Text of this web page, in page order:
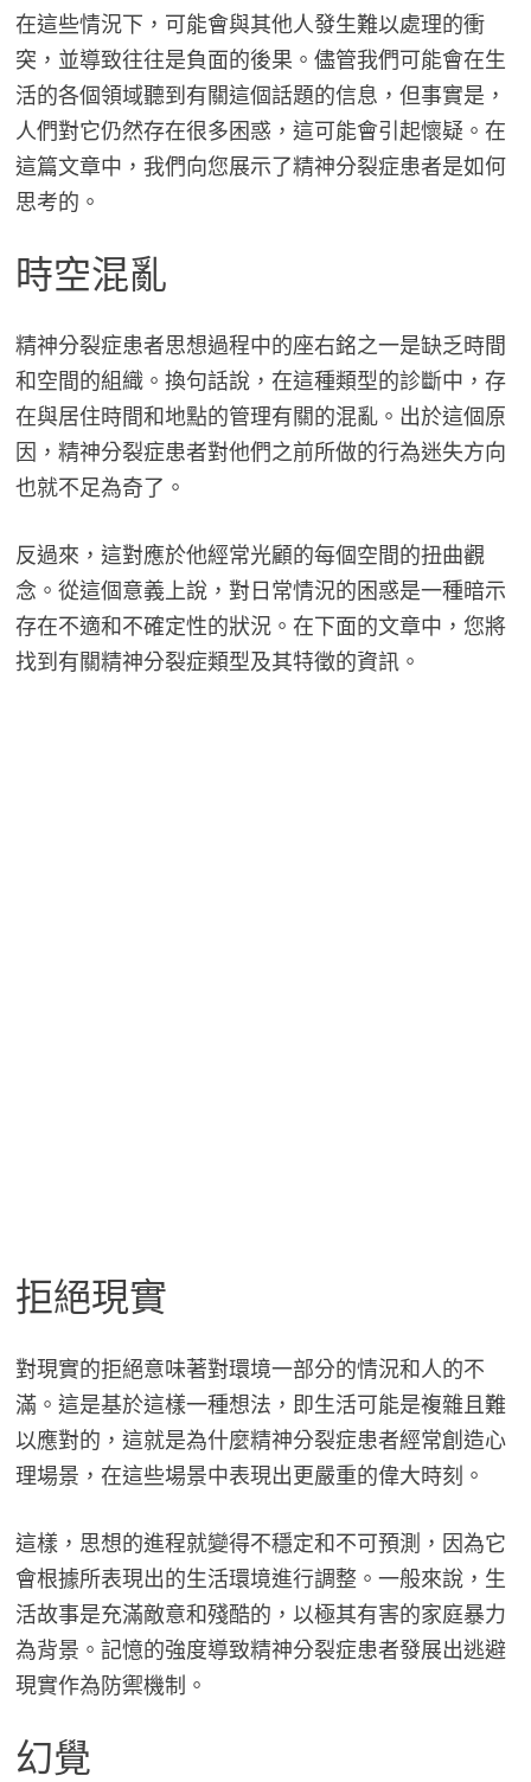
在這些情況下，可能會與其他人發生難以處理的衝
突，並導致往往是負面的後果。儘管我們可能會在生
活的各個領域聽到有關這個話題的信息，但事實是，
人們對它仍然存在很多困惑，這可能會引起懷疑。在
這篇文章中，我們向您展示了精神分裂症患者是如何
思考的。
時空混亂
精神分裂症患者思想過程中的座右銘之一是缺乏時間
和空間的組織。換句話說，在這種類型的診斷中，存
在與居住時間和地點的管理有關的混亂。出於這個原
因，精神分裂症患者對他們之前所做的行為迷失方向
也就不足為奇了。
反過來，這對應於他經常光顧的每個空間的扭曲觀
念。從這個意義上說，對日常情況的困惑是一種暗示
存在不適和不確定性的狀況。在下面的文章中，您將
找到有關精神分裂症類型及其特徵的資訊。
拒絕現實
對現實的拒絕意味著對環境一部分的情況和人的不
滿。這是基於這樣一種想法，即生活可能是複雜且難
以應對的，這就是為什麼精神分裂症患者經常創造心
理場景，在這些場景中表現出更嚴重的偉大時刻。
這樣，思想的進程就變得不穩定和不可預測，因為它
會根據所表現出的生活環境進行調整。一般來說，生
活故事是充滿敵意和殘酷的，以極其有害的家庭暴力
為背景。記憶的強度導致精神分裂症患者發展出逃避
現實作為防禦機制。
幻覺